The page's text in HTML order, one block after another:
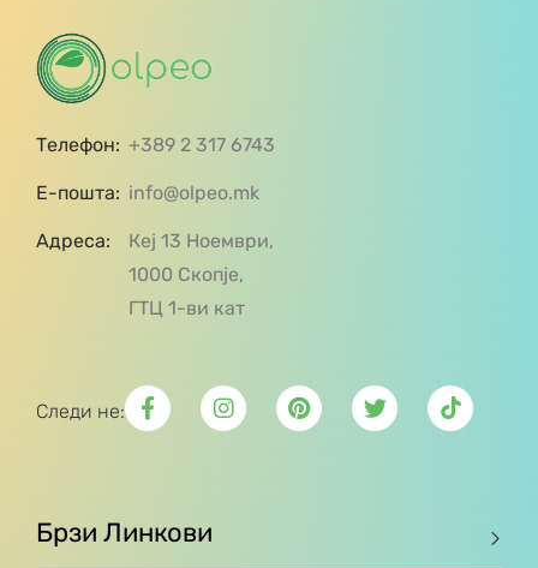
Телефон: +389 2 317 6743
Е-пошта: info@olpeo.mk
Адреса:
Кеј 13 Ноември,
1000 Скопје,
ГТЦ 1-ви кат
Следи не:
Брзи Линкови